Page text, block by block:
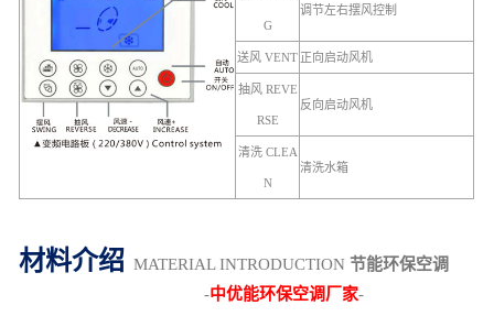
G
调节左右摆风控制
送风 VENT 正向启动风机
抽风 REVE
RSE
反向启动风机
清洗 CLEA
N
清洗水箱
材料介绍 MATERIAL INTRODUCTION节能环保空调
-中优能环保空调厂家-